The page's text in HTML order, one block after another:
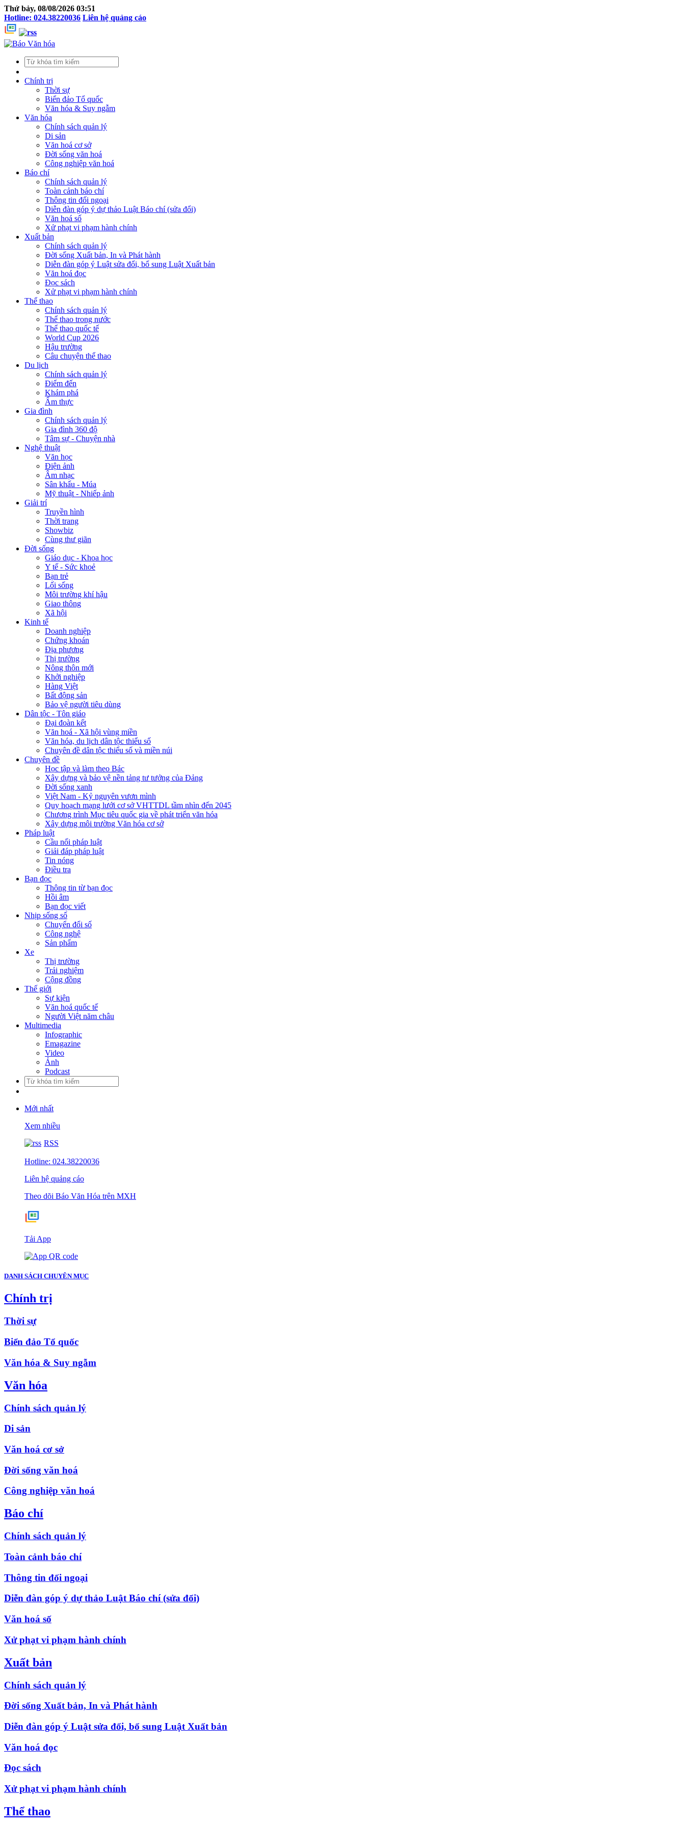
Thứ bảy, 08/08/2026 03:51
Hotline: 024.38220036 Liên hệ quảng cáo
Chính trị
Thời sự
Biển đảo Tổ quốc
Văn hóa & Suy ngẫm
Văn hóa
Chính sách quản lý
Di sản
Văn hoá cơ sở
Đời sống văn hoá
Công nghiệp văn hoá
Báo chí
Chính sách quản lý
Toàn cảnh báo chí
Thông tin đối ngoại
Diễn đàn góp ý dự thảo Luật Báo chí (sửa đổi)
Văn hoá số
Xử phạt vi phạm hành chính
Xuất bản
Chính sách quản lý
Đời sống Xuất bản, In và Phát hành
Diễn đàn góp ý Luật sửa đổi, bổ sung Luật Xuất bản
Văn hoá đọc
Đọc sách
Xử phạt vi phạm hành chính
Thể thao
Chính sách quản lý
Thể thao trong nước
Thể thao quốc tế
World Cup 2026
Hậu trường
Câu chuyện thể thao
Du lịch
Chính sách quản lý
Điểm đến
Khám phá
Ẩm thực
Gia đình
Chính sách quản lý
Gia đình 360 độ
Tâm sự - Chuyện nhà
Nghệ thuật
Văn học
Điện ảnh
Âm nhạc
Sân khấu - Múa
Mỹ thuật - Nhiếp ảnh
Giải trí
Truyền hình
Thời trang
Showbiz
Cùng thư giãn
Đời sống
Giáo dục - Khoa học
Y tế - Sức khoẻ
Bạn trẻ
Lối sống
Môi trường khí hậu
Giao thông
Xã hội
Kinh tế
Doanh nghiệp
Chứng khoán
Địa phương
Thị trường
Nông thôn mới
Khởi nghiệp
Hàng Việt
Bất động sản
Bảo vệ người tiêu dùng
Dân tộc - Tôn giáo
Đại đoàn kết
Văn hoá - Xã hội vùng miền
Văn hóa, du lịch dân tộc thiểu số
Chuyên đề dân tộc thiểu số và miền núi
Chuyên đề
Học tập và làm theo Bác
Xây dựng và bảo vệ nền tảng tư tưởng của Đảng
Đời sống xanh
Việt Nam - Kỷ nguyên vươn mình
Quy hoạch mạng lưới cơ sở VHTTDL tầm nhìn đến 2045
Chương trình Mục tiêu quốc gia về phát triển văn hóa
Xây dựng môi trường Văn hóa cơ sở
Pháp luật
Cầu nối pháp luật
Giải đáp pháp luật
Tin nóng
Điều tra
Bạn đọc
Thông tin từ bạn đọc
Hồi âm
Bạn đọc viết
Nhịp sống số
Chuyển đổi số
Công nghệ
Sản phẩm
Xe
Thị trường
Trải nghiệm
Cộng đồng
Thế giới
Sự kiện
Văn hoá quốc tế
Người Việt năm châu
Multimedia
Infographic
Emagazine
Video
Ảnh
Podcast
Mới nhất
Xem nhiều
RSS
Hotline: 024.38220036
Liên hệ quảng cáo
Theo dõi Báo Văn Hóa trên MXH
Tải App
DANH SÁCH CHUYÊN MỤC
Chính trị
Thời sự
Biển đảo Tổ quốc
Văn hóa & Suy ngẫm
Văn hóa
Chính sách quản lý
Di sản
Văn hoá cơ sở
Đời sống văn hoá
Công nghiệp văn hoá
Báo chí
Chính sách quản lý
Toàn cảnh báo chí
Thông tin đối ngoại
Diễn đàn góp ý dự thảo Luật Báo chí (sửa đổi)
Văn hoá số
Xử phạt vi phạm hành chính
Xuất bản
Chính sách quản lý
Đời sống Xuất bản, In và Phát hành
Diễn đàn góp ý Luật sửa đổi, bổ sung Luật Xuất bản
Văn hoá đọc
Đọc sách
Xử phạt vi phạm hành chính
Thể thao